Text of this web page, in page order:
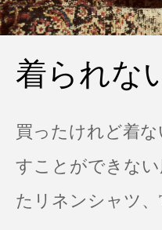
着られな
買ったけれど着
すことができな
たリネンシャツ